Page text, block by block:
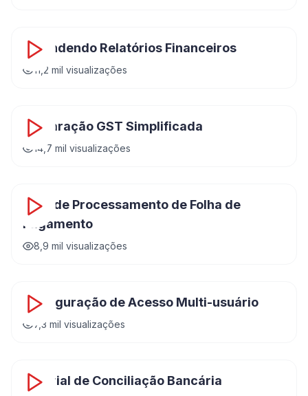
Entendendo Relatórios Financeiros
11,2 mil visualizações
Declaração GST Simplificada
14,7 mil visualizações
Guia de Processamento de Folha de
Pagamento
8,9 mil visualizações
Configuração de Acesso Multi-usuário
7,3 mil visualizações
Tutorial de Conciliação Bancária